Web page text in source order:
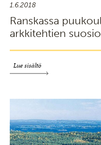
1.6.2018
Ranskassa
arkkitehtien
Lue sisältö